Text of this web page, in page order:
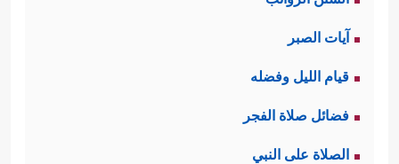
آيات الصبر
قيام الليل وفضله
فضائل صلاة الفجر
الصلاة على النبي